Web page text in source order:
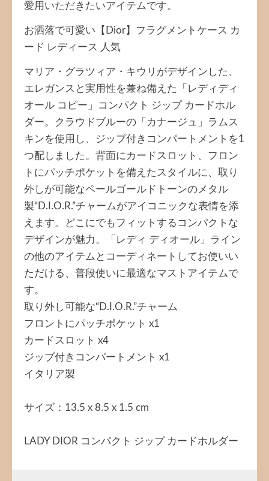
愛用いただきたいアイテムです。
お洒落で可愛い【Dior】フラグメントケース カ
ード レディース 人気
マリア・グラツィア・キウリがデザインした、
エレガンスと実用性を兼ね備えた「レディディ
オール コピー」コンパクト ジップ カードホル
ダー。クラウドブルーの「カナージュ」ラムス
キンを使用し、ジップ付きコンパートメントを1
つ配しました。背面にカードスロット、フロン
トにパッチポケットを備えたスタイルに、取り
外しが可能なペールゴールドトーンのメタル
製“D.I.O.R.”チャームがアイコニックな表情を添
えます。どこにでもフィットするコンパクトな
デザインが魅力。「レディ ディオール」ライン
の他のアイテムとコーディネートしてお使いい
ただける、普段使いに最適なマストアイテムで
す。
取り外し可能な“D.I.O.R.”チャーム
フロントにパッチポケット x1
カードスロット x4
ジップ付きコンパートメント x1
イタリア製
サイズ：13.5 x 8.5 x 1.5 cm
LADY DIOR コンパクト ジップ カードホルダー